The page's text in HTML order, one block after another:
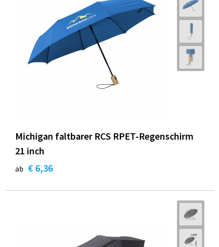
Michigan faltbarer RCS RPET-Regenschirm
21 inch
ab € 6,36